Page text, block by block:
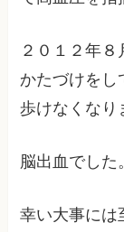
２０１２年
かたづけをし
歩けなくなり
脳出血でした
幸い大事には